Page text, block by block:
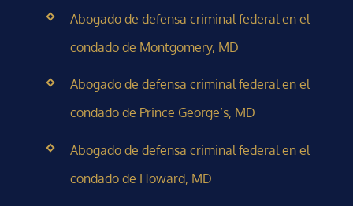
Abogado de defensa criminal federal en el
condado de Montgomery, MD
Abogado de defensa criminal federal en el
condado de Prince George’s, MD
Abogado de defensa criminal federal en el
condado de Howard, MD